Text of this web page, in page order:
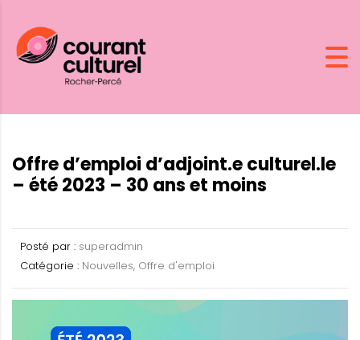
Offre d’emploi d’adjoint.e culturel.le
– été 2023 – 30 ans et moins
Posté par : superadmin
Catégorie : Nouvelles, Offre d'emploi